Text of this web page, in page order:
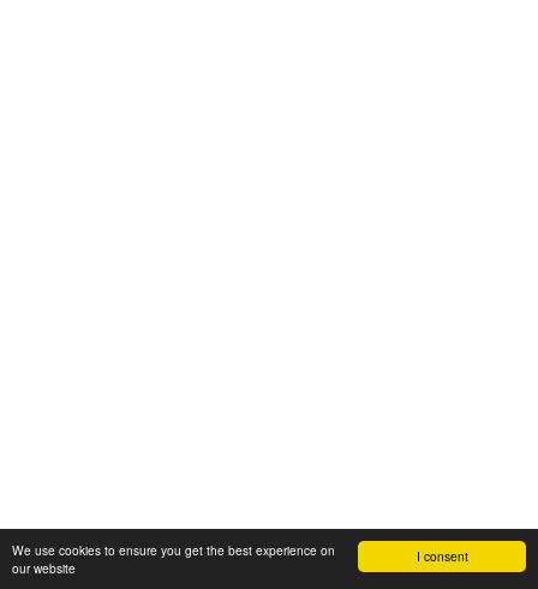
I consent
We use cookies to ensure you get the best experience on
our website